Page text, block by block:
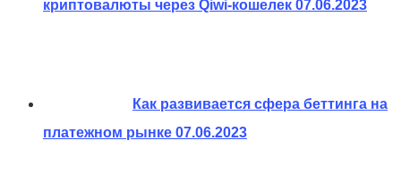
криптовалюты через Qiwi-кошелек 07.06.2023
Как развивается сфера беттинга на
платежном рынке 07.06.2023